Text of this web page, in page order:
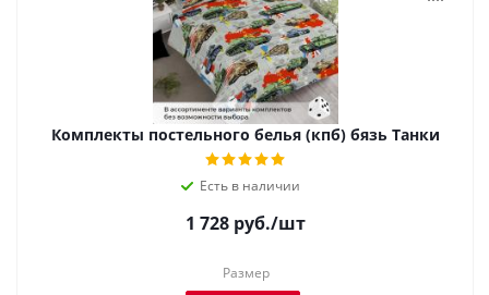
Комплекты постельного белья (кпб) бязь Танки
Есть в наличии
1 728 руб./шт
Размер